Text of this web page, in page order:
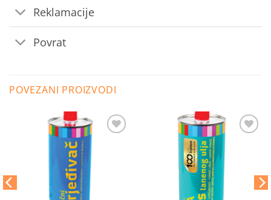
Reklamacije
Povrat
POVEZANI PROIZVODI